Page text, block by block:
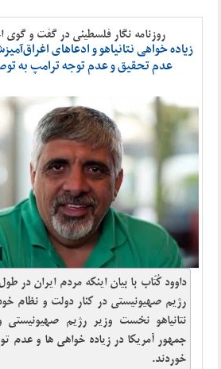
روزنامه نگار فلسطینی در گفت و گوی
زیاده‌ خواهی نتانیاهو و ادعاهای
عدم تحقیق و عدم توجه ترامپ به
داوود کُتّاب با بیان اینکه مردم ایران در
رژیم صهیونیستی در کنار دولت و نظام
نتانیاهو نخست وزیر رژیم
جمهور آمریکا در زیاده خواهی ها و عدم
خوردند.